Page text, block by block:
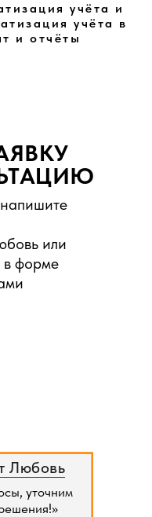
учёта и
учёта в
и отчёты
уточним
Любовь
или
в форме